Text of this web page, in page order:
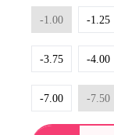
-1.00 -1.25
-3.75 -4.00
-7.00 -7.50